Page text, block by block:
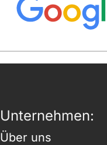
Unternehmen:
Über uns